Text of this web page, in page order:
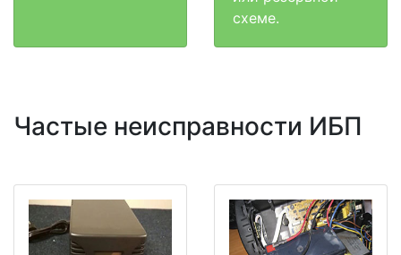
схеме.
Частые неисправности ИБП